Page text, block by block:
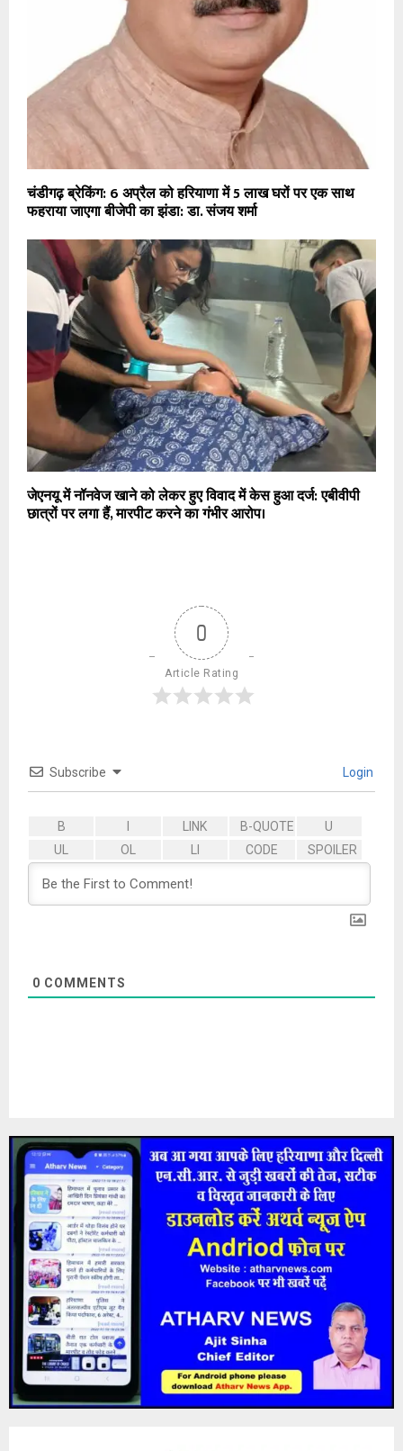
चंडीगढ़ ब्रेकिंग: 6 अप्रैल को हरियाणा में 5 लाख घरों पर एक साथ
फहराया जाएगा बीजेपी का झंडा: डा. संजय शर्मा
जेएनयू में नॉनवेज खाने को लेकर हुए विवाद में केस हुआ दर्ज: एबीवीपी
छात्रों पर लगा हैं, मारपीट करने का गंभीर आरोप।
0
Article Rating
Subscribe Login
0 COMMENTS